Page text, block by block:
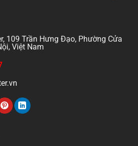
109 Trần Hưng Đạo, Phường Cửa
Việt Nam